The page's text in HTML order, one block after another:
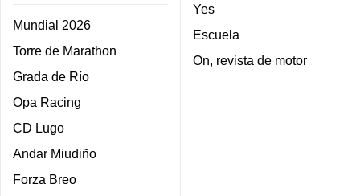
Mundial 2026
Torre de Marathon
Grada de Río
Opa Racing
CD Lugo
Andar Miudiño
Forza Breo
Yes
Escuela
On, revista de motor